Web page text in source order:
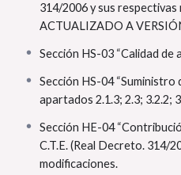
314/2006 y sus respectivas
ACTUALIZADO A
Sección HS-03 “Calidad de
Sección HS-04 “Suministro
apartados 2.1.3; 2.3; 3.2.2;
Sección HE-04
C.T.E. (Real Decreto. 314/
modificaciones.